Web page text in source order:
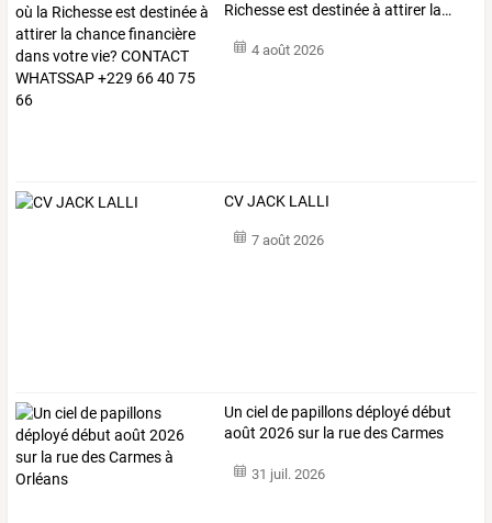
Richesseest destinéeà attirer la…
4 août 2026
CV JACK LALLI
7 août 2026
Un ciel de papillonsdéployédébut
août 2026sur la ruedesCarmes
31 juil. 2026